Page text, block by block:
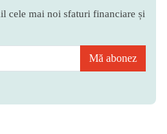
cele mai noi sfaturi financiare și
Mă abonez